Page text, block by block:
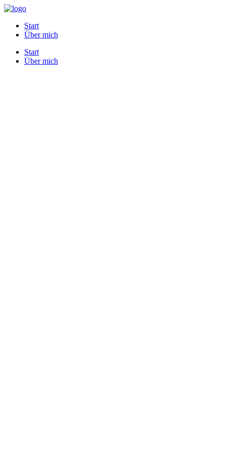
Start
Über mich
Start
Über mich